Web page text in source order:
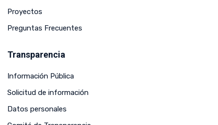
Proyectos
Preguntas Frecuentes
Transparencia
Información Pública
Solicitud de información
Datos personales